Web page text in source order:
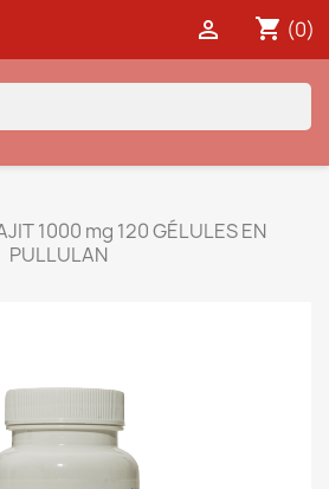
shopping_cart (0)

1000 mg 120 GÉLULES EN
PULLULAN